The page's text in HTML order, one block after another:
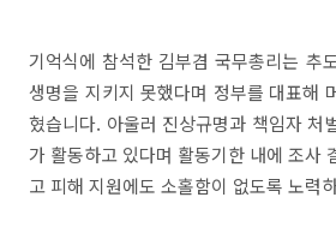
기억식에 참석한 김부겸 국무총리는 추
생명을 지키지 못했다며 정부를 대표해
혔습니다. 아울러 진상규명과 책임자 처
가 활동하고 있다며 활동기한 내에 조사
고 피해 지원에도 소홀함이 없도록 노력